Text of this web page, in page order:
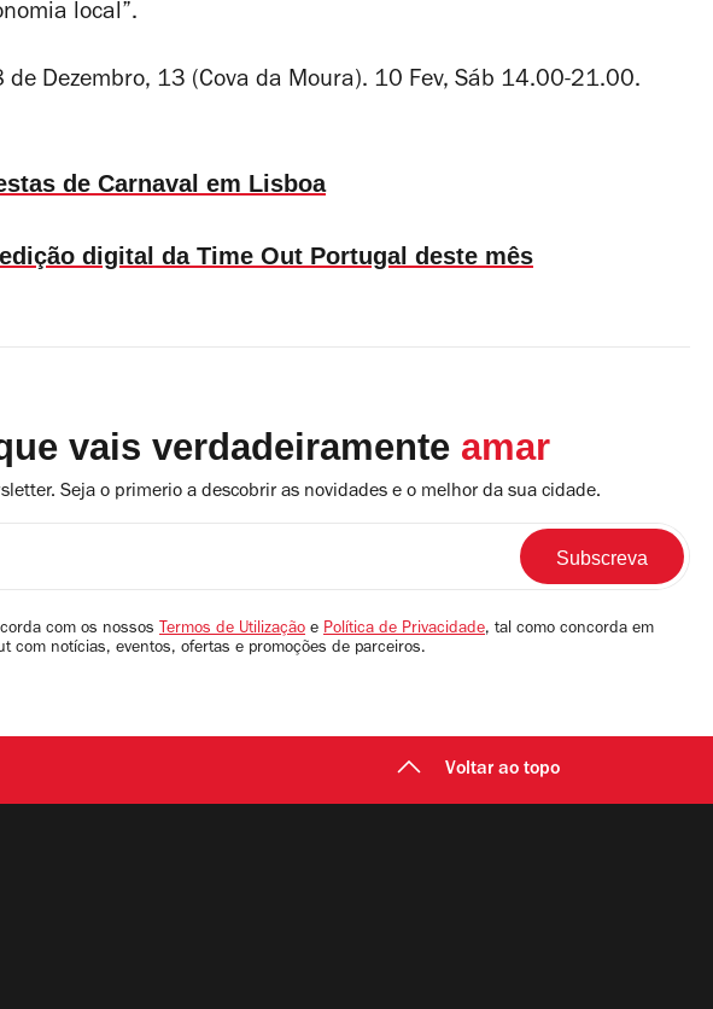
local”.
de Dezembro, 13 (Cova da Moura). 10 Fev, Sáb 14.00-21.00.
de Carnaval em Lisboa
digital da Time Out Portugal deste mês
vais verdadeiramente amar
Seja o primerio a descobrir as novidades e o melhor da sua cidade.
com os nossos Termos de Utilização e Política de Privacidade, tal como concorda em
com notícias, eventos, ofertas e promoções de parceiros.
Voltar ao topo